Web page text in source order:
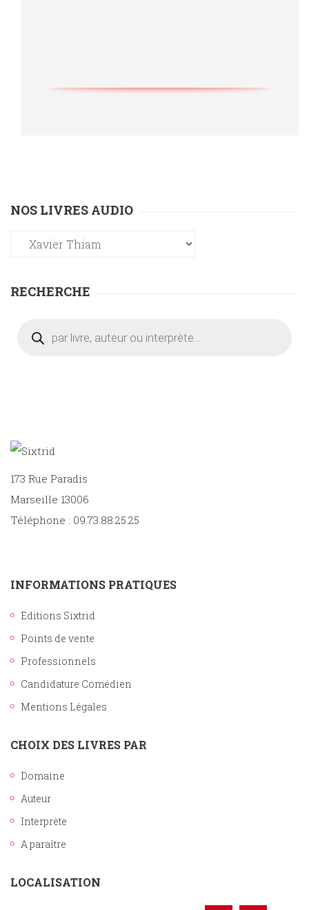
NOS LIVRES AUDIO
RECHERCHE
produits
173 Rue Paradis
Marseille 13006
Téléphone : 09.73.88.25.25
INFORMATIONS PRATIQUES
Editions Sixtrid
Points de vente
Professionnels
Candidature Comédien
Mentions Légales
CHOIX DES LIVRES PAR
Domaine
Auteur
Interprète
A paraître
LOCALISATION